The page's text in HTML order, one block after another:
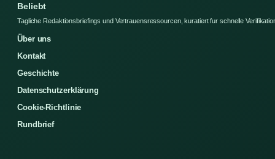
Beliebt
Tagliche Redaktionsbriefings und Vertrauensressourcen, kuratiert fur schnelle
Über uns
Kontakt
Geschichte
Datenschutzerklärung
Cookie-Richtlinie
Rundbrief